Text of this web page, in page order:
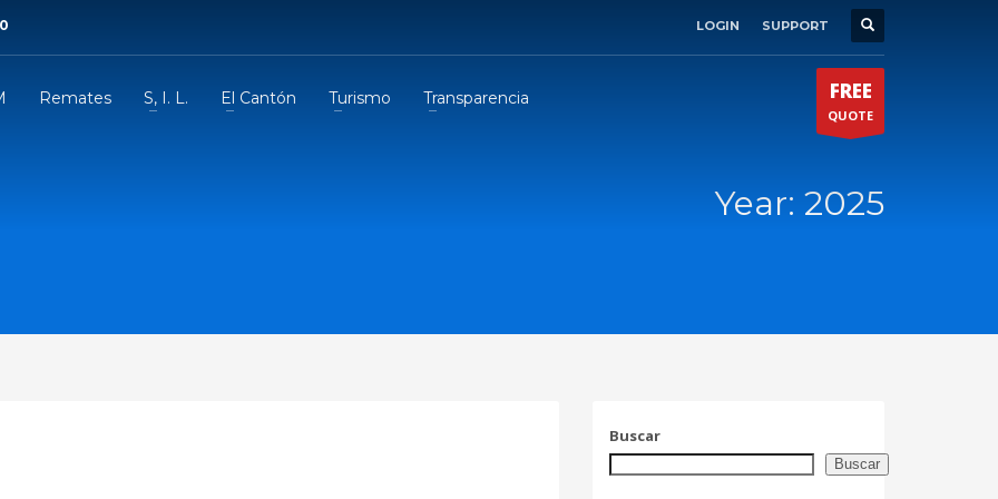
LOGIN SUPPORT
Remates S, I. L. El Cantón Turismo Transparencia FREE
QUOTE
Year: 2025
Buscar
Buscar